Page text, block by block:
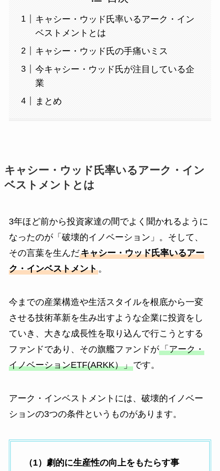
キャシー・ウッド氏率いるアーク・イン
ベストメントとは
キャシー・ウッド氏の手痛いミス
今キャシー・ウッド氏が注目している企
業
まとめ
キャシー・ウッド氏率いるアーク・イン
ベストメントとは
3年ほど前から投資家達の間でよく聞かれるように
なったのが「破壊的イノベーション」。そして、
その言葉を生んだキャシー・ウッド氏率いるアー
ク・インベストメント。
今までの産業構造や生活スタイルを根底から一変
させる技術革新を生み出すような企業に投資をし
ていき、大きな成長性を取り込んで行こうとする
ファンドであり、その旗艦ファンドが「アーク・
イノベーションETF(ARKK）」です。
アーク・インベストメントには、破壊的イノベー
ションの3つの条件というものがあります。
（1）劇的に生産性の向上をもたらす事